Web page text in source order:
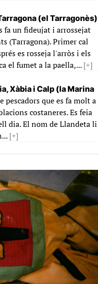
(el Tarragonès)
fa un fideujat i arrossejat
(Tarragona). Primer cal
es rosseja l'arròs i els
el fumet a la paella,...[+]
Xàbia i Calp (la Marina
pescadors que es fa molt a
costaneres. Es feia
dia. El nom de Llandeta li
[+]